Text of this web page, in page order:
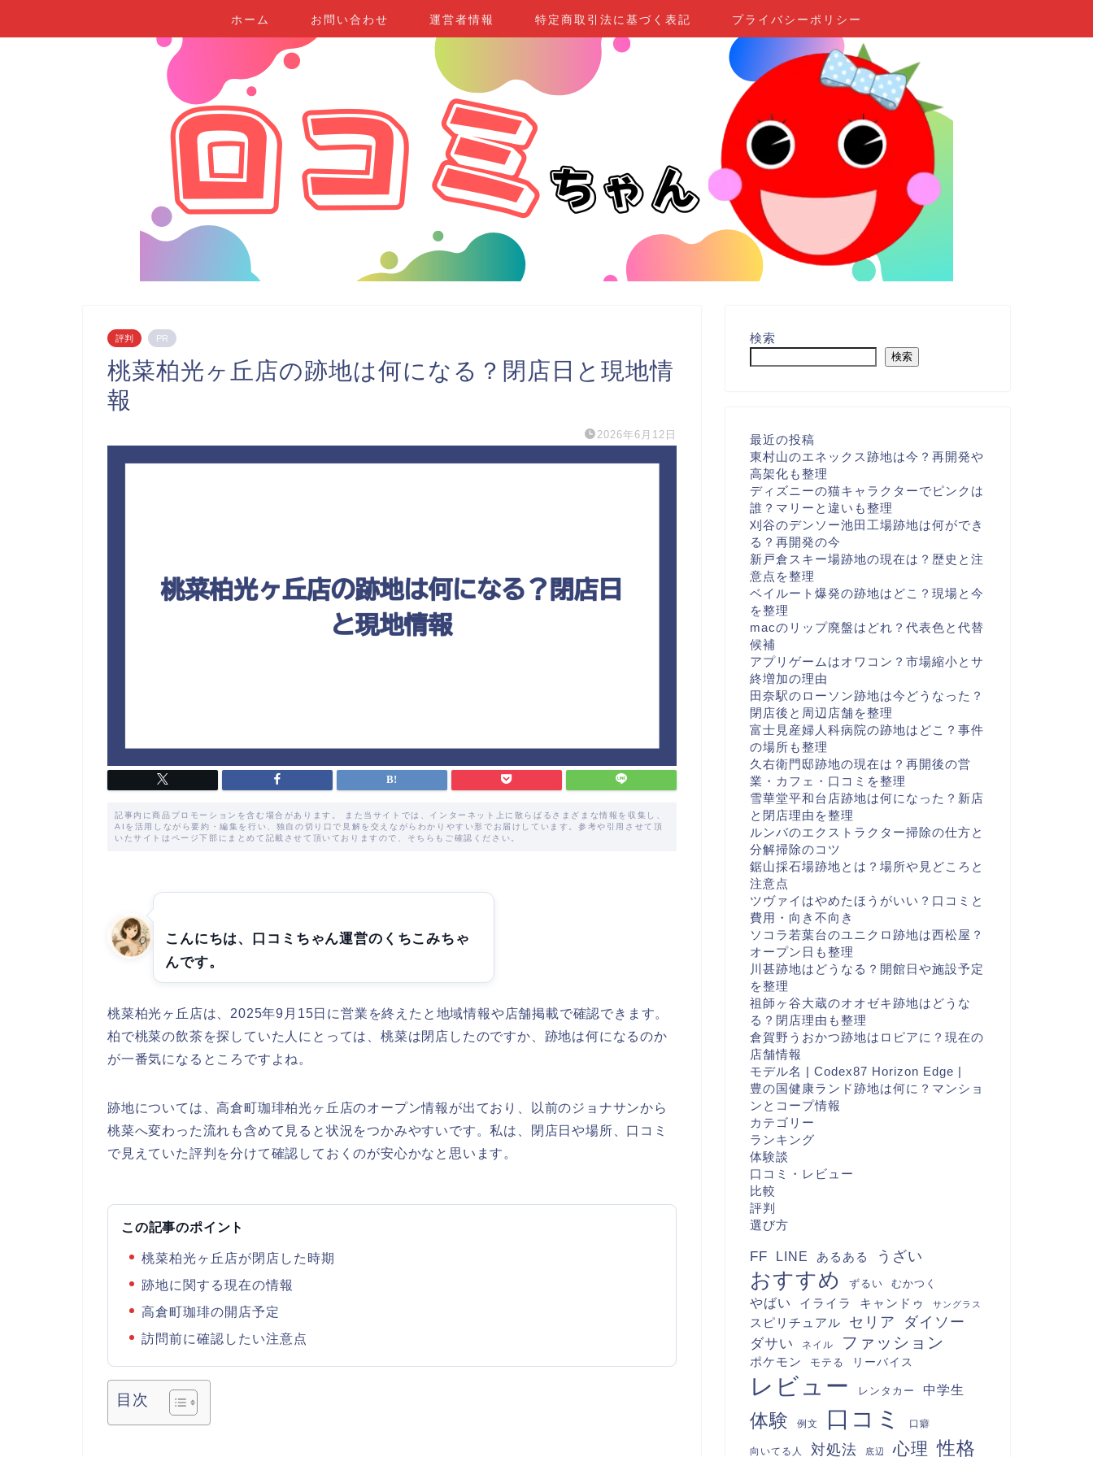
ホーム お問い合わせ 運営者情報 特定商取引法に基づく表記 プライバシーポリシー
評判 PR
桃菜柏光ヶ丘店の跡地は何になる？閉店日と現地情
報
2026年6月12日
記事内に商品プロモーションを含む場合があります。 また当サイトでは、インターネット上に散らばるさまざまな情報を収集し、
AIを活用しながら要約・編集を行い、独自の切り口で見解を交えながらわかりやすい形でお届けしています。参考や引用させて頂
いたサイトはページ下部にまとめて記載させて頂いておりますので、そちらもご確認ください。
こんにちは、口コミちゃん運営のくちこみちゃ
んです。
桃菜柏光ヶ丘店は、2025年9月15日に営業を終えたと地域情報や店舗掲載で確認できます。
柏で桃菜の飲茶を探していた人にとっては、桃菜は閉店したのですか、跡地は何になるのか
が一番気になるところですよね。
跡地については、高倉町珈琲柏光ヶ丘店のオープン情報が出ており、以前のジョナサンから
桃菜へ変わった流れも含めて見ると状況をつかみやすいです。私は、閉店日や場所、口コミ
で見えていた評判を分けて確認しておくのが安心かなと思います。
この記事のポイント
桃菜柏光ヶ丘店が閉店した時期
跡地に関する現在の情報
高倉町珈琲の開店予定
訪問前に確認したい注意点
目次
検索
検索
最近の投稿
東村山のエネックス跡地は今？再開発や
高架化も整理
ディズニーの猫キャラクターでピンクは
誰？マリーと違いも整理
刈谷のデンソー池田工場跡地は何ができ
る？再開発の今
新戸倉スキー場跡地の現在は？歴史と注
意点を整理
ベイルート爆発の跡地はどこ？現場と今
を整理
macのリップ廃盤はどれ？代表色と代替
候補
アプリゲームはオワコン？市場縮小とサ
終増加の理由
田奈駅のローソン跡地は今どうなった？
閉店後と周辺店舗を整理
富士見産婦人科病院の跡地はどこ？事件
の場所も整理
久右衛門邸跡地の現在は？再開後の営
業・カフェ・口コミを整理
雪華堂平和台店跡地は何になった？新店
と閉店理由を整理
ルンバのエクストラクター掃除の仕方と
分解掃除のコツ
鋸山採石場跡地とは？場所や見どころと
注意点
ツヴァイはやめたほうがいい？口コミと
費用・向き不向き
ソコラ若葉台のユニクロ跡地は西松屋？
オープン日も整理
川甚跡地はどうなる？開館日や施設予定
を整理
祖師ヶ谷大蔵のオオゼキ跡地はどうな
る？閉店理由も整理
倉賀野うおかつ跡地はロピアに？現在の
店舗情報
モデル名 | Codex87 Horizon Edge |
豊の国健康ランド跡地は何に？マンショ
ンとコープ情報
カテゴリー
ランキング
体験談
口コミ・レビュー
比較
評判
選び方
FF LINE あるある うざい
おすすめ ずるい むかつく
やばい イライラ キャンドゥ サングラス
スピリチュアル セリア
ダイソー
ダサい
ネイル ファッション
ポケモン モテる リーバイス
レビュー レンタカー 中学生
体験 例文 口コミ 口癖
向いてる人 対処法 底辺 心理 性格